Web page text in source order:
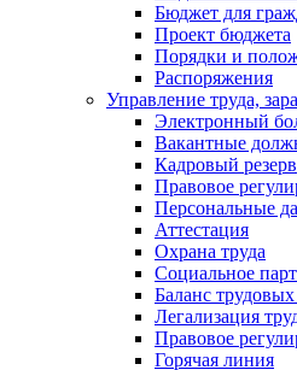
Бюджет для
Проект бюджета
Порядки и
Распоряжения
Управление труда,
Электронный
Вакантные
Кадровый резерв
Правовое
Персональные
Аттестация
Охрана труда
Социальное
Баланс трудовых
Легализация
Правовое
Горячая линия